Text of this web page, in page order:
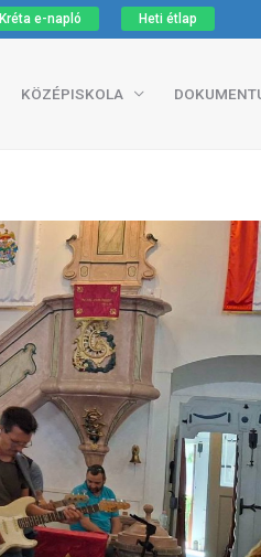
Kréta e-napló Heti étlap
KÖZÉPISKOLA